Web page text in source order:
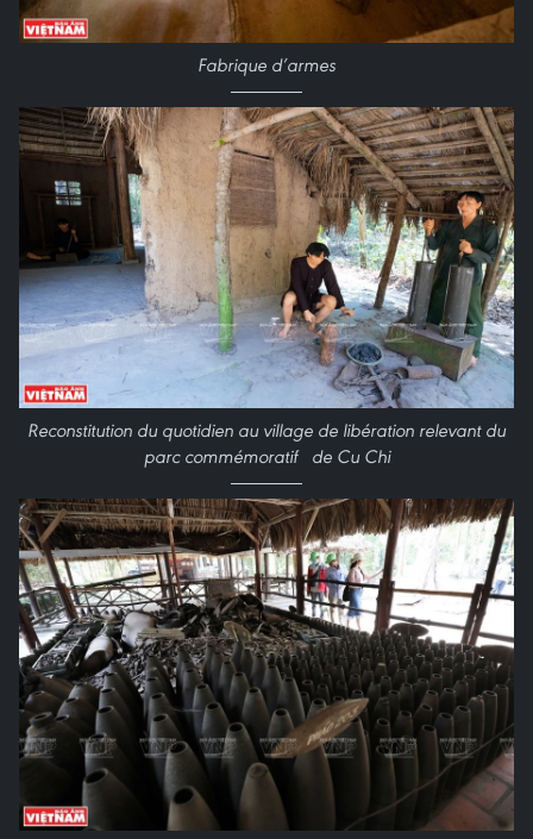
Fabrique d’armes
Reconstitution du quotidien au village de libération relevant du
parc commémoratif de Cu Chi